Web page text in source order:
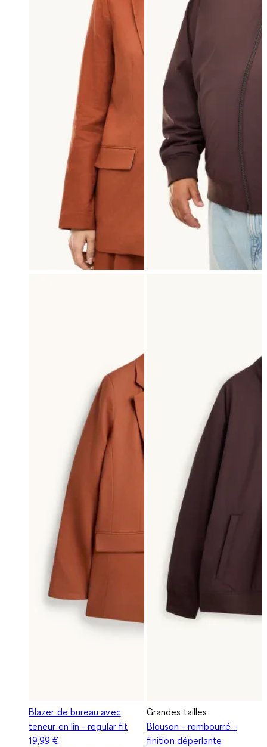
Blazer de bureau avec
teneur en lin - regular fit
19,99 €
Grandes tailles
Blouson - rembourré -
finition déperlante